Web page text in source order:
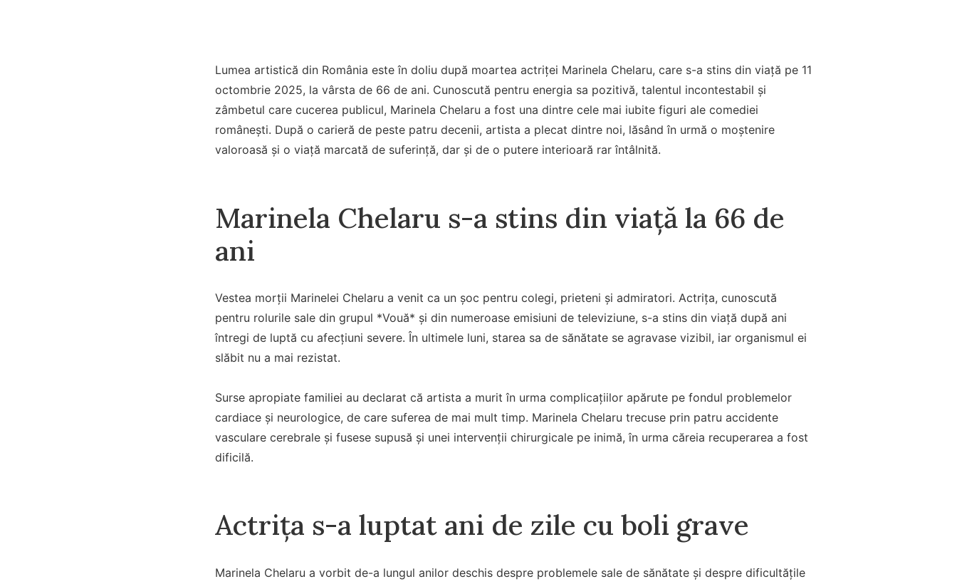
Lumea artistică din România este în doliu după moartea actriței Marinela Chelaru, care s-a stins din viață pe 11
octombrie 2025, la vârsta de 66 de ani. Cunoscută pentru energia sa pozitivă, talentul incontestabil și
zâmbetul care cucerea publicul, Marinela Chelaru a fost una dintre cele mai iubite figuri ale comediei
românești. După o carieră de peste patru decenii, artista a plecat dintre noi, lăsând în urmă o moștenire
valoroasă și o viață marcată de suferință, dar și de o putere interioară rar întâlnită.
Marinela Chelaru s-a stins din viață la 66 de
ani
Vestea morții Marinelei Chelaru a venit ca un șoc pentru colegi, prieteni și admiratori. Actrița, cunoscută
pentru rolurile sale din grupul *Vouă* și din numeroase emisiuni de televiziune, s-a stins din viață după ani
întregi de luptă cu afecțiuni severe. În ultimele luni, starea sa de sănătate se agravase vizibil, iar organismul ei
slăbit nu a mai rezistat.
Surse apropiate familiei au declarat că artista a murit în urma complicațiilor apărute pe fondul problemelor
cardiace și neurologice, de care suferea de mai mult timp. Marinela Chelaru trecuse prin patru accidente
vasculare cerebrale și fusese supusă și unei intervenții chirurgicale pe inimă, în urma căreia recuperarea a fost
dificilă.
Actrița s-a luptat ani de zile cu boli grave
Marinela Chelaru a vorbit de-a lungul anilor deschis despre problemele sale de sănătate și despre dificultățile